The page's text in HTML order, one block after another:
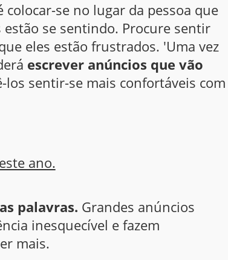
colocar-se no lugar da pessoa que
se sentindo. Procure sentir
eles estão frustrados. 'Uma vez
escrever anúncios que vão
sentir-se mais confortáveis com
ano.
palavras. Grandes anúncios
inesquecível e fazem
mais.